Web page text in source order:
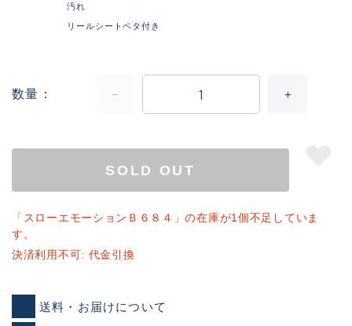
汚れ
リールシートペタ付き
数量
SOLD OUT
「スローエモーションＢ６８４」の在庫が1個不足していま
す。
決済利用不可: 代金引換
送料・お届けについて